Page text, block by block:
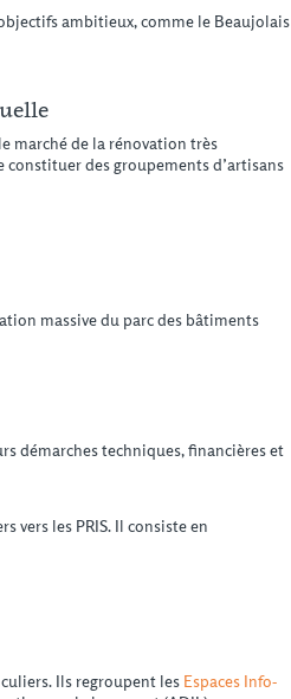
ambitieux, comme le Beaujolais
marché de la rénovation très
des groupements d’artisans
massive du parc des bâtiments
démarches techniques, financières et
les PRIS. Il consiste en
Ils regroupent les Espaces Info-